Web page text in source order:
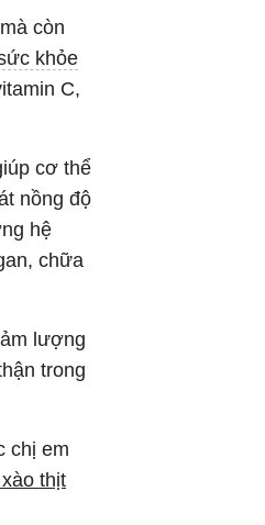
còn
khỏe
C,
cơ thể
nồng độ
hệ
chữa
lượng
trong
chị em
thịt